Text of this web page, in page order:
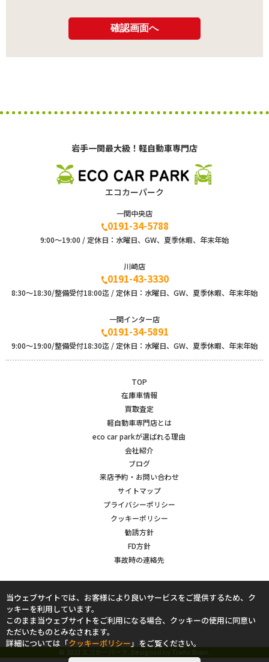
岩手一関最大級！軽自動車専門店
エコカーパーク
一関中央店
0191-34-5788
9:00〜19:00 / 定休日：水曜日、GW、夏季休暇、年末年始
川崎店
0191-43-3330
8:30～18:30/整備受付18:00迄 / 定休日：水曜日、GW、夏季休暇、年末年始
一関インター店
0191-34-5891
9:00〜19:00/整備受付18:30迄 / 定休日：水曜日、GW、夏季休暇、年末年始
TOP
在庫車情報
買取査定
軽自動車専門店とは
eco car parkが選ばれる理由
会社紹介
ブログ
来店予約・お問い合わせ
サイトマップ
プライバシーポリシー
クッキーポリシー
勧誘方針
FD方針
事故時の連絡先
© 2023 エコカーパーク. Designed by Tratto Brain.
当ウェブサイトでは、お客様により良いサービスをご提供するため、ク
ッキーを利用しています。
このまま当ウェブサイトをご利用になる場合、クッキーの使用に同意い
ただいたものとみなされます。
詳細については「クッキーポリシー 」をご覧ください。